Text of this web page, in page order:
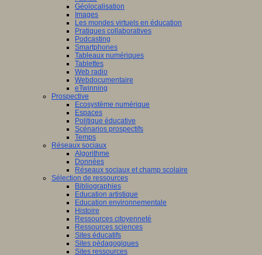
Géolocalisation
Images
Les mondes virtuels en éducation
Pratiques collaboratives
Podcasting
Smartphones
Tableaux numériques
Tablettes
Web radio
Webdocumentaire
eTwinning
Prospective
Ecosystème numérique
Espaces
Politique éducative
Scénarios prospectifs
Temps
Réseaux sociaux
Algorithme
Données
Réseaux sociaux et champ scolaire
Sélection de ressources
Bibliographies
Education artistique
Education environnementale
Histoire
Ressources citoyenneté
Ressources sciences
Sites éducatifs
Sites pédagogiques
Sites ressources